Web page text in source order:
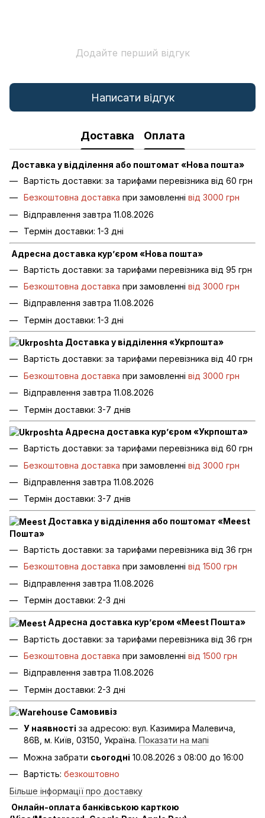
Додайте перший відгук
Написати відгук
Доставка Оплата
Доставка у відділення або поштомат «Нова пошта»
Вартість доставки: за тарифами перевізника від 60 грн
Безкоштовна доставка при замовленні від 3000 грн
Відправлення завтра 11.08.2026
Термін доставки: 1-3 дні
Адресна доставка кур’єром «Нова пошта»
Вартість доставки: за тарифами перевізника від 95 грн
Безкоштовна доставка при замовленні від 3000 грн
Відправлення завтра 11.08.2026
Термін доставки: 1-3 дні
Доставка у відділення «Укрпошта»
Вартість доставки: за тарифами перевізника від 40 грн
Безкоштовна доставка при замовленні від 3000 грн
Відправлення завтра 11.08.2026
Термін доставки: 3-7 днів
Адресна доставка кур’єром «Укрпошта»
Вартість доставки: за тарифами перевізника від 60 грн
Безкоштовна доставка при замовленні від 3000 грн
Відправлення завтра 11.08.2026
Термін доставки: 3-7 днів
Доставка у відділення або поштомат «Meest
Пошта»
Вартість доставки: за тарифами перевізника від 36 грн
Безкоштовна доставка при замовленні від 1500 грн
Відправлення завтра 11.08.2026
Термін доставки: 2-3 дні
Адресна доставка кур’єром «Meest Пошта»
Вартість доставки: за тарифами перевізника від 36 грн
Безкоштовна доставка при замовленні від 1500 грн
Відправлення завтра 11.08.2026
Термін доставки: 2-3 дні
Самовивіз
У наявності за адресою: вул. Казимира Малевича,
86В, м. Київ, 03150, Україна. Показати на мапі
Можна забрати сьогодні 10.08.2026 з 08:00 до 16:00
Вартість: безкоштовно
Більше інформації про доставку
Онлайн-оплата банківською карткою